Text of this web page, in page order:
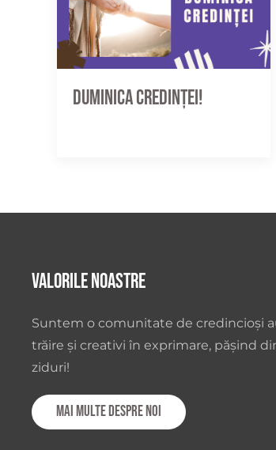
Duminica credinței!
Valorile noastre
Suntem o comunitate de credincioși
trăire și creativi în exprimare, pășind
ziduri!
Mai multe despre noi